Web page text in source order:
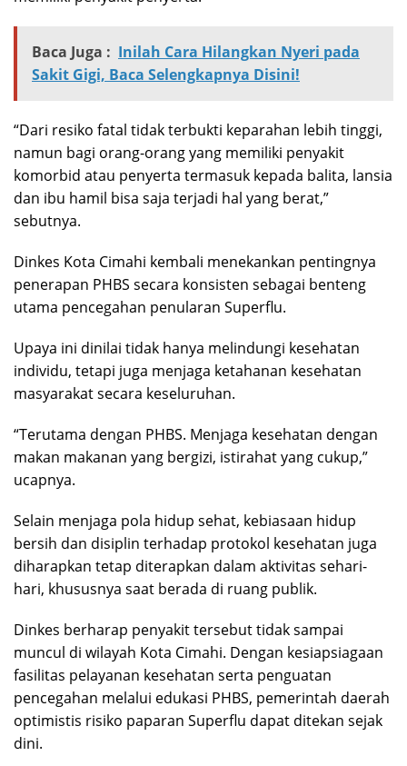
Baca Juga : Inilah Cara Hilangkan Nyeri pada
Sakit Gigi, Baca Selengkapnya Disini!
“Dari resiko fatal tidak terbukti keparahan lebih tinggi,
namun bagi orang-orang yang memiliki penyakit
komorbid atau penyerta termasuk kepada balita, lansia
dan ibu hamil bisa saja terjadi hal yang berat,”
sebutnya.
Dinkes Kota Cimahi kembali menekankan pentingnya
penerapan PHBS secara konsisten sebagai benteng
utama pencegahan penularan Superflu.
Upaya ini dinilai tidak hanya melindungi kesehatan
individu, tetapi juga menjaga ketahanan kesehatan
masyarakat secara keseluruhan.
“Terutama dengan PHBS. Menjaga kesehatan dengan
makan makanan yang bergizi, istirahat yang cukup,”
ucapnya.
Selain menjaga pola hidup sehat, kebiasaan hidup
bersih dan disiplin terhadap protokol kesehatan juga
diharapkan tetap diterapkan dalam aktivitas sehari-
hari, khususnya saat berada di ruang publik.
Dinkes berharap penyakit tersebut tidak sampai
muncul di wilayah Kota Cimahi. Dengan kesiapsiagaan
fasilitas pelayanan kesehatan serta penguatan
pencegahan melalui edukasi PHBS, pemerintah daerah
optimistis risiko paparan Superflu dapat ditekan sejak
dini.